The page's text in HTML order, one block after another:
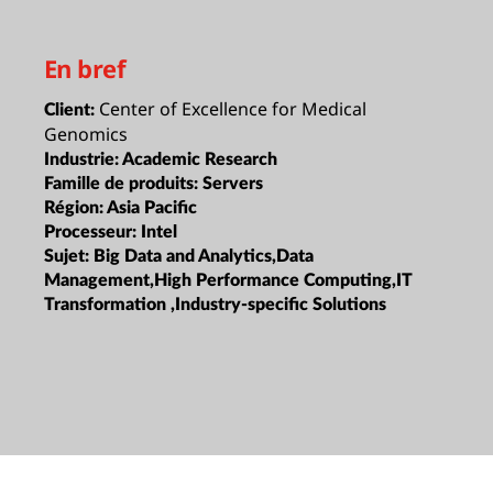
En bref
Client: Center of Excellence for Medical
Genomics
Industrie:Academic Research
Famille de produits: Servers
Région:Asia Pacific
Processeur: Intel
Sujet: Big Data and Analytics,Data
Management,High Performance Computing,IT
Transformation ,Industry-specific Solutions